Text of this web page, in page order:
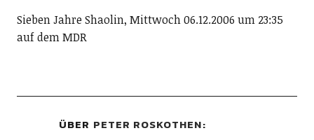
Sieben Jahre Shaolin, Mittwoch 06.12.2006 um 23:35
auf dem MDR
ÜBER PETER ROSKOTHEN